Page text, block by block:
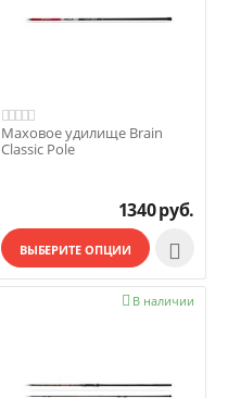
Маховое удилище Brain
Classic Pole
1340руб.
ВЫБЕРИТЕ ОПЦИИ 
В наличии
